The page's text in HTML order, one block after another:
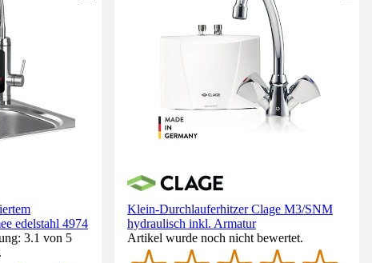
edelstahl 4974
3.1 von 5
Klein-Durchlauferhitzer Clage M3/SNM
hydraulisch inkl. Armatur
Artikel wurde noch nicht bewertet.